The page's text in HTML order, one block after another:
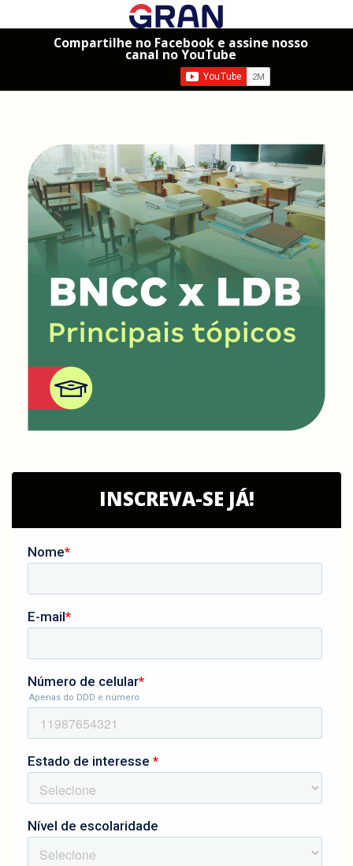
Compartilhe no Facebook e assine nosso
canal no YouTube
INSCREVA-SE JÁ!